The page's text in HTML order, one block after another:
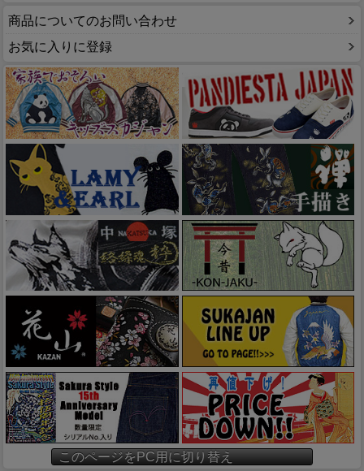
商品についてのお問い合わせ
お気に入りに登録
このページをPC用に切り替え